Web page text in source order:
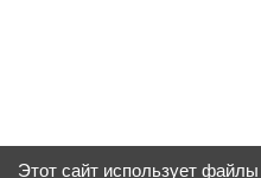
Этот сайт использует